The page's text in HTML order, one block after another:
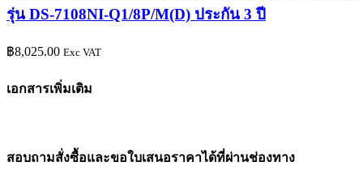
รุ่น DS-7108NI-Q1/8P/M(D) ประกัน 3 ปี
฿8,025.00 Exc VAT
เอกสารเพิ่มเติม
สอบถามสั่งซื้อและขอใบเสนอราคาได้ที่ผ่านช่องทาง